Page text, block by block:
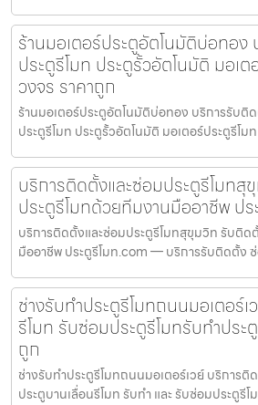
ร้านมอเตอร์ประตูอัตโนมัติบ่อทอ
ประตูรีโมท ประตูรั้วอัตโนมัติ มอเ
วงจร ราคาถูก
ร้านมอเตอร์ประตูอัตโนมัติบ่อทอง บริการรับติ
ประตูรีโมท ประตูรั้วอัตโนมัติ มอเตอร์ประตูรีโม
บริการติดตั้งและซ่อมประตูรีโมท
ประตูรีโมทด้วยทีมงานมืออาชีพ ป
บริการติดตั้งและซ่อมประตูรีโมทสุขุมวิท รับติด
มืออาชีพ ประตูรีโมท.com — บริการรับติดตั้ง
ช่างรับทำประตูรีโมทถนนมอเตอร์
รีโมท รับซ่อมประตูรีโมทรับทำประ
ถูก
ช่างรับทำประตูรีโมทถนนมอเตอร์เวย์ บริการติ
ประตูบานเลื่อนรีโมท รับทำ และ รับซ่อมประตูรีโ